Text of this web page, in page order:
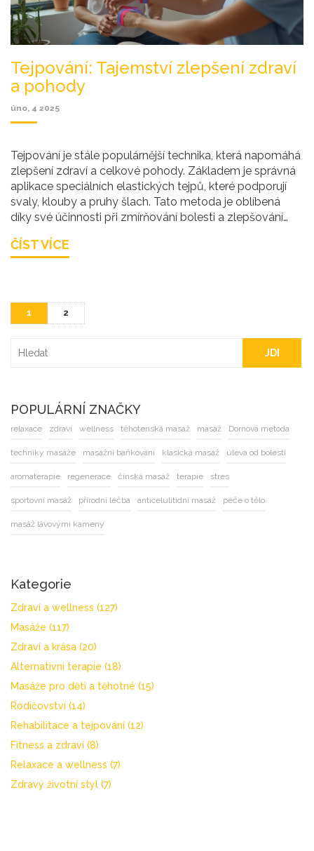
Tejpování: Tajemství zlepšení zdraví
a pohody
úno, 4 2025
Tejpování je stále populárnější technika, která napomáhá
zlepšení zdraví a celkové pohody. Základem je správná
aplikace speciálních elastických tejpů, které podporují
svaly, klouby a pruhy šlach. Tato metoda je oblíbená
díky své účinnosti při zmírňování bolesti a zlepšování
tejpování, jež mohou obohatit vaši každodenní péči o
ČÍST VÍCE
1 2
JDI
POPULÁRNÍ ZNAČKY
relaxace zdraví wellness těhotenská masáž masáž Dornova metoda
techniky masáže masážní baňkování klasická masáž úleva od bolesti
aromaterapie regenerace čínská masáž terapie stres
sportovní masáž přírodní léčba anticelulitidní masáž péče o tělo
masáž lávovými kameny
Kategorie
Zdraví a wellness (127)
Masáže (117)
Zdraví a krása (20)
Alternativní terapie (18)
Masáže pro děti a těhotné (15)
Rodičovství (14)
Rehabilitace a tejpování (12)
Fitness a zdraví (8)
Relaxace a wellness (7)
Zdravý životní styl (7)